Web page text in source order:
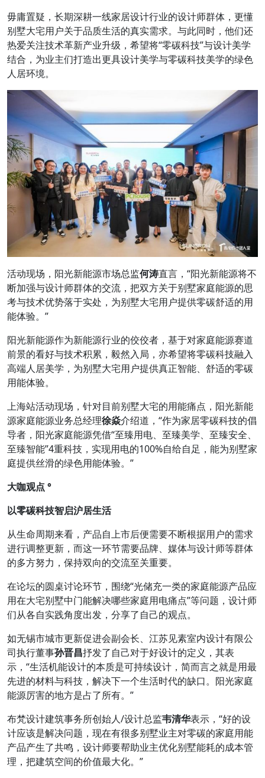
毋庸置疑，长期深耕一线家居设计行业的设计师群体，更懂
别墅大宅用户关于品质生活的真实需求。与此同时，他们还
热爱关注技术革新产业升级，希望将“零碳科技”与设计美学
结合，为业主们打造出更具设计美学与零碳科技美学的绿色
人居环境。
活动现场，阳光新能源市场总监何涛直言，“阳光新能源将不
断加强与设计师群体的交流，把双方关于别墅家庭能源的思
考与技术优势落于实处，为别墅大宅用户提供零碳舒适的用
能体验。”
阳光新能源作为新能源行业的佼佼者，基于对家庭能源赛道
前景的看好与技术积累，毅然入局，亦希望将零碳科技融入
高端人居美学，为别墅大宅用户提供真正智能、舒适的零碳
用能体验。
上海站活动现场，针对目前别墅大宅的用能痛点，阳光新能
源家庭能源业务总经理徐焱介绍道，“作为家居零碳科技的倡
导者，阳光家庭能源凭借“至臻用电、至臻美学、至臻安全、
至臻智能”4重科技，实现用电的100%自给自足，能为别墅家
庭提供丝滑的绿色用能体验。”
大咖观点 °
以零碳科技智启沪居生活
从生命周期来看，产品自上市后便需要不断根据用户的需求
进行调整更新，而这一环节需要品牌、媒体与设计师等群体
的多方努力，保持双向的交流至关重要。
在论坛的圆桌讨论环节，围绕“光储充一类的家庭能源产品应
用在大宅别墅中门能解决哪些家庭用电痛点”等问题，设计师
们从各自实践角度出发，分享了自己的观点。
如无锡市城市更新促进会副会长、江苏见素室内设计有限公
司执行董事孙晋昌抒发了自己对于好设计的定义，其表
示，“生活机能设计的本质是可持续设计，简而言之就是用最
先进的材料与科技，解决下一个生活时代的缺口。阳光家庭
能源厉害的地方是占了所有。”
布梵设计建筑事务所创始人/设计总监韦清华表示，“好的设
计应该是解决问题，现在有很多别墅业主对零碳的家庭用能
产品产生了共鸣，设计师要帮助业主优化别墅能耗的成本管
理，把建筑空间的价值最大化。”